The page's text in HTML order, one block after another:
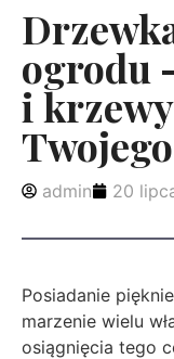
ogrodu
i
admin 20
Posiadanie
marzenie wielu
osiągnięcia tego